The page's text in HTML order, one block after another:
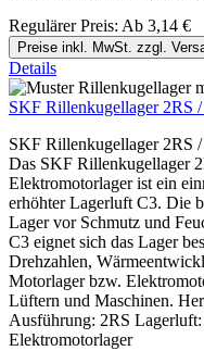
Regulärer Preis: Ab 3,14 €
Preise inkl. MwSt. zzgl.
Details
SKF Rillenkugellager 2RS
SKF Rillenkugellager 2RS
Das SKF Rillenkugellager
Elektromotorlager ist ein
erhöhter Lagerluft C3. Die
Lager vor Schmutz und
C3 eignet sich das Lager
Drehzahlen,
Motorlager bzw.
Lüftern und Maschinen.
Ausführung: 2RS
Elektromotorlager